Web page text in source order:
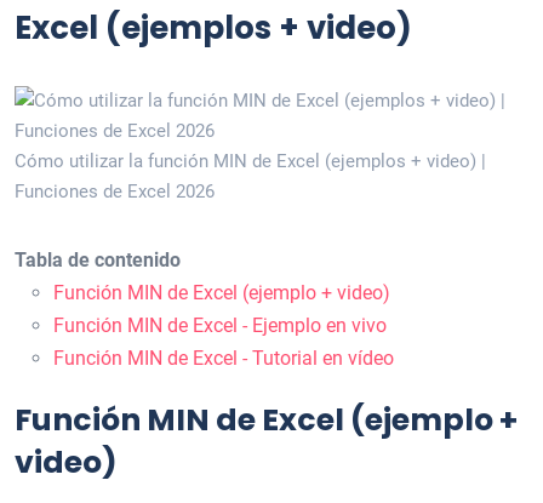
Excel (ejemplos + video)
Cómo utilizar la función MIN de Excel (ejemplos + video) |
Funciones de Excel 2026
Tabla de contenido
Función MIN de Excel (ejemplo + video)
Función MIN de Excel - Ejemplo en vivo
Función MIN de Excel - Tutorial en vídeo
Función MIN de Excel (ejemplo +
video)